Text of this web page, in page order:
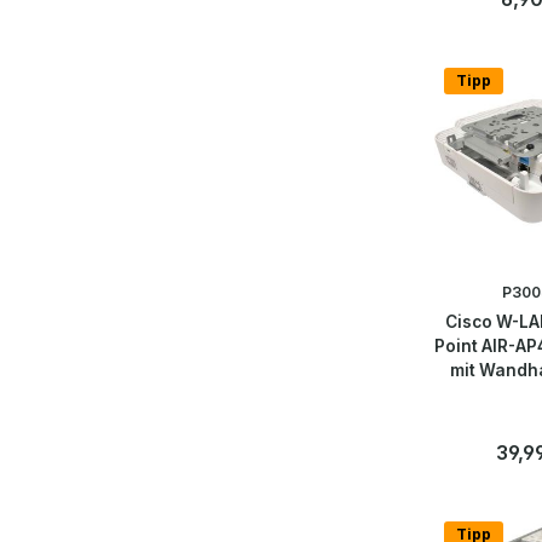
Tipp
Cisco W-
Point AIR-
mit
Tipp